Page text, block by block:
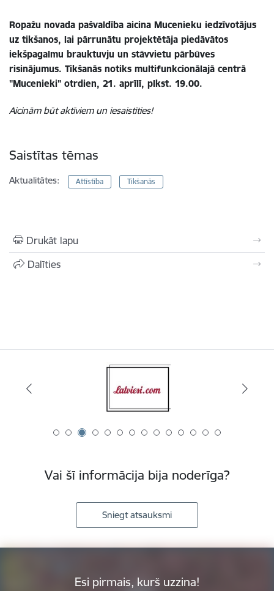
Ropažu novada pašvaldība aicina Mucenieku iedzīvotājus
uz tikšanos, lai pārrunātu projektētāja piedāvātos
iekšpagalmu brauktuvju un stāvvietu pārbūves
risinājumus. Tikšanās notiks multifunkcionālajā centrā
"Mucenieki" otrdien, 21. aprīlī, plkst. 19.00.
Aicinām būt aktīviem un iesaistīties!
Saistītas tēmas
Aktualitātes: Attīstība Tikšanās
Drukāt lapu
Dalīties
Vai šī informācija bija noderīga?
Sniegt atsauksmi
Esi pirmais, kurš uzzina!